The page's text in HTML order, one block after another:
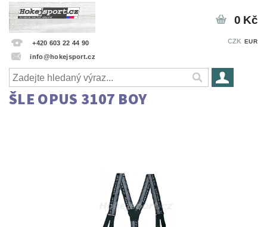
+420 603 22 44 90
info@hokejsport.cz
CZK EUR
0 Kč
ŠLE OPUS 3107 BOY